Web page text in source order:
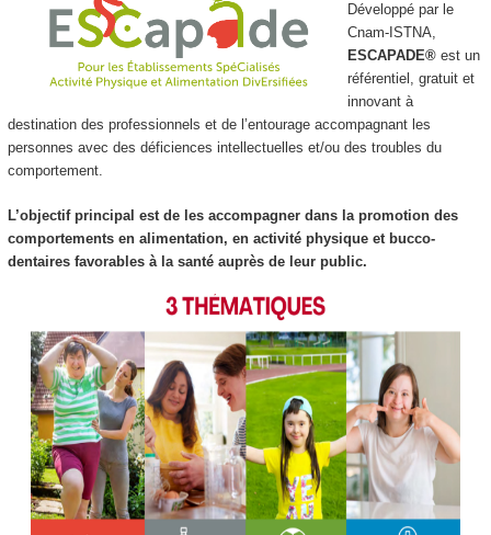
Développé par le
Cnam-ISTNA,
ESCAPADE® est un
référentiel, gratuit et
innovant à
destination des professionnels et de l’entourage accompagnant les
personnes avec des déficiences intellectuelles et/ou des troubles du
comportement.
L’objectif principal est de les accompagner dans la promotion des
comportements en alimentation, en activité physique et bucco-
dentaires favorables à la santé auprès de leur public.